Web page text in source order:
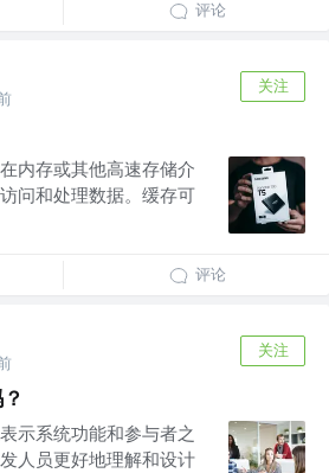
评论
关注
内存或其他高速存储介
问和处理数据。缓存可
评论
关注
示系统功能和参与者之
人员更好地理解和设计